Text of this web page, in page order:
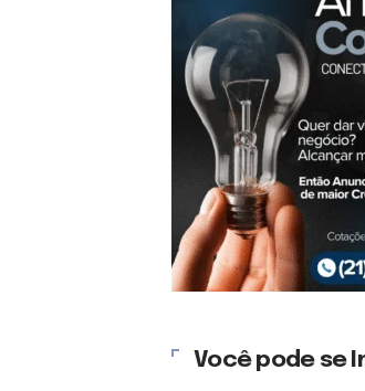
Você pode se